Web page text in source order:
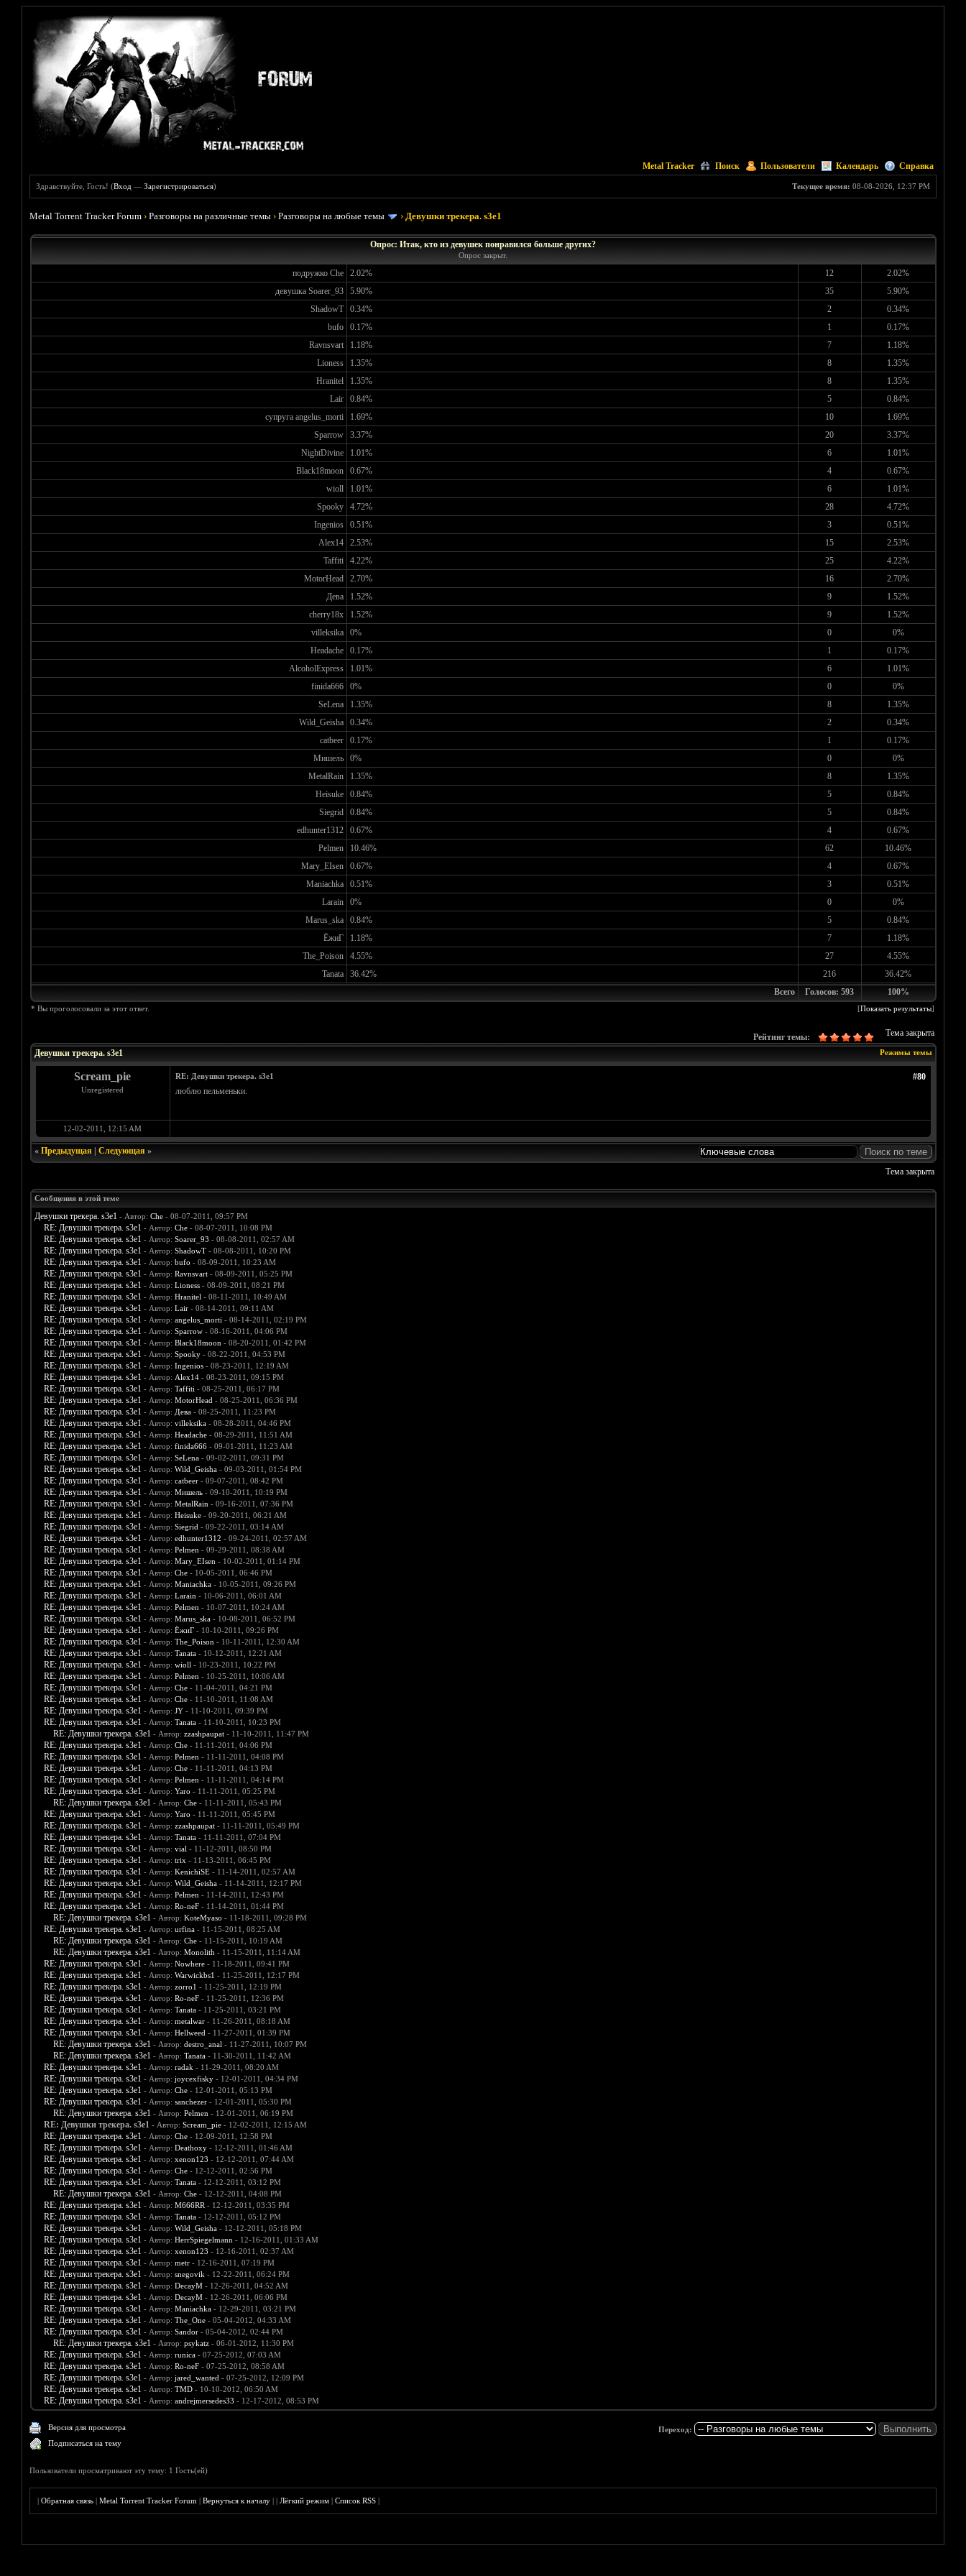
Metal Tracker Поиск Пользователи Календарь Справка
Текущее время: 08-08-2026, 12:37 PM
Здравствуйте, Гость! (Вход —Зарегистрироваться)
Metal Torrent Tracker Forum ›Разговоры на различные темы ›Разговоры на любые темы ›Девушки трекера. s3e1
Опрос: Итак, кто из девушек понравился больше других?
Опрос закрыт.
подружко Che 2.02% 12
2.02%
девушка Soarer_93
5.90% 35
5.90%
ShadowT
0.34% 2
0.34%
bufo
0.17% 1
0.17%
Ravnsvart
1.18% 7
1.18%
Lioness
1.35% 8
1.35%
Hranitel
1.35% 8
1.35%
Lair
0.84% 5
0.84%
супруга angelus_morti
1.69% 10
1.69%
Sparrow
3.37% 20
3.37%
NightDivine
1.01% 6
1.01%
Black18moon
0.67% 4
0.67%
wioll
1.01% 6
1.01%
Spooky
4.72% 28
4.72%
Ingenios
0.51% 3
0.51%
Alex14
2.53% 15
2.53%
Taffiti
4.22% 25
4.22%
MotorHead
2.70% 16
2.70%
Дева
1.52% 9
1.52%
cherry18x
1.52% 9
1.52%
villeksika
0% 0
0%
Headache
0.17% 1
0.17%
AlcoholExpress
1.01% 6
1.01%
finida666
0% 0
0%
SeLena
1.35% 8
1.35%
Wild_Geisha
0.34% 2
0.34%
catbeer
0.17% 1
0.17%
Мишель
0% 0
0%
MetalRain
1.35% 8
1.35%
Heisuke
0.84% 5
0.84%
Siegrid
0.84% 5
0.84%
edhunter1312
0.67% 4
0.67%
Pelmen
10.46% 62
10.46%
Mary_EIsen
0.67% 4
0.67%
Maniachka
0.51% 3
0.51%
Larain
0% 0
0%
Marus_ska
0.84% 5
0.84%
ЁжиГ
1.18% 7
1.18%
The_Poison
4.55% 27
4.55%
Tanata
36.42% 216
36.42%
Всего
Голосов: 593 100%
* Вы проголосовали за этот ответ. [Показать результаты]
Тема закрыта
Рейтинг темы:
Режимы темы
Девушки трекера. s3e1
Scream_pie
Unregistered
#80
RE: Девушки трекера. s3e1
люблю пельменьки.
12-02-2011, 12:15 AM
« Предыдущая| Следующая»
Тема закрыта
Сообщения в этой теме
Девушки трекера. s3e1 - Автор: Che- 08-07-2011, 09:57 PM
RE: Девушки трекера. s3e1 - Автор: Che- 08-07-2011, 10:08 PM
RE: Девушки трекера. s3e1 - Автор: Soarer_93 - 08-08-2011, 02:57 AM
RE: Девушки трекера. s3e1 - Автор: ShadowT- 08-08-2011, 10:20 PM
RE: Девушки трекера. s3e1 - Автор: bufo - 08-09-2011, 10:23 AM
RE: Девушки трекера. s3e1 - Автор: Ravnsvart- 08-09-2011, 05:25 PM
RE: Девушки трекера. s3e1 - Автор: Lioness- 08-09-2011, 08:21 PM
RE: Девушки трекера. s3e1 - Автор: Hranitel - 08-11-2011, 10:49 AM
RE: Девушки трекера. s3e1 - Автор: Lair- 08-14-2011, 09:11 AM
RE: Девушки трекера. s3e1 - Автор: angelus_morti - 08-14-2011, 02:19 PM
RE: Девушки трекера. s3e1 - Автор: Sparrow- 08-16-2011, 04:06 PM
RE: Девушки трекера. s3e1 - Автор: Black18moon - 08-20-2011, 01:42 PM
RE: Девушки трекера. s3e1 - Автор: Spooky- 08-22-2011, 04:53 PM
RE: Девушки трекера. s3e1 - Автор: Ingenios- 08-23-2011, 12:19 AM
RE: Девушки трекера. s3e1 - Автор: Alex14- 08-23-2011, 09:15 PM
RE: Девушки трекера. s3e1 - Автор: Taffiti - 08-25-2011, 06:17 PM
RE: Девушки трекера. s3e1 - Автор: MotorHead - 08-25-2011, 06:36 PM
RE: Девушки трекера. s3e1 - Автор: Дева- 08-25-2011, 11:23 PM
RE: Девушки трекера. s3e1 - Автор: villeksika- 08-28-2011, 04:46 PM
RE: Девушки трекера. s3e1 - Автор: Headache- 08-29-2011, 11:51 AM
RE: Девушки трекера. s3e1 - Автор: finida666- 09-01-2011, 11:23 AM
RE: Девушки трекера. s3e1 - Автор: SeLena- 09-02-2011, 09:31 PM
RE: Девушки трекера. s3e1 - Автор: Wild_Geisha- 09-03-2011, 01:54 PM
RE: Девушки трекера. s3e1 - Автор: catbeer- 09-07-2011, 08:42 PM
RE: Девушки трекера. s3e1 - Автор: Мишель- 09-10-2011, 10:19 PM
RE: Девушки трекера. s3e1 - Автор: MetalRain - 09-16-2011, 07:36 PM
RE: Девушки трекера. s3e1 - Автор: Heisuke- 09-20-2011, 06:21 AM
RE: Девушки трекера. s3e1 - Автор: Siegrid - 09-22-2011, 03:14 AM
RE: Девушки трекера. s3e1 - Автор: edhunter1312 - 09-24-2011, 02:57 AM
RE: Девушки трекера. s3e1 - Автор: Pelmen - 09-29-2011, 08:38 AM
RE: Девушки трекера. s3e1 - Автор: Mary_EIsen - 10-02-2011, 01:14 PM
RE: Девушки трекера. s3e1 - Автор: Che- 10-05-2011, 06:46 PM
RE: Девушки трекера. s3e1 - Автор: Maniachka- 10-05-2011, 09:26 PM
RE: Девушки трекера. s3e1 - Автор: Larain - 10-06-2011, 06:01 AM
RE: Девушки трекера. s3e1 - Автор: Pelmen - 10-07-2011, 10:24 AM
RE: Девушки трекера. s3e1 - Автор: Marus_ska- 10-08-2011, 06:52 PM
RE: Девушки трекера. s3e1 - Автор: ЁжиГ- 10-10-2011, 09:26 PM
RE: Девушки трекера. s3e1 - Автор: The_Poison - 10-11-2011, 12:30 AM
RE: Девушки трекера. s3e1 - Автор: Tanata- 10-12-2011, 12:21 AM
RE: Девушки трекера. s3e1 - Автор: wioll - 10-23-2011, 10:22 PM
RE: Девушки трекера. s3e1 - Автор: Pelmen - 10-25-2011, 10:06 AM
RE: Девушки трекера. s3e1 - Автор: Che- 11-04-2011, 04:21 PM
RE: Девушки трекера. s3e1 - Автор: Che- 11-10-2011, 11:08 AM
RE: Девушки трекера. s3e1 - Автор: JY- 11-10-2011, 09:39 PM
RE: Девушки трекера. s3e1 - Автор: Tanata- 11-10-2011, 10:23 PM
RE: Девушки трекера. s3e1 - Автор: zzashpaupat- 11-10-2011, 11:47 PM
RE: Девушки трекера. s3e1 - Автор: Che- 11-11-2011, 04:06 PM
RE: Девушки трекера. s3e1 - Автор: Pelmen - 11-11-2011, 04:08 PM
RE: Девушки трекера. s3e1 - Автор: Che- 11-11-2011, 04:13 PM
RE: Девушки трекера. s3e1 - Автор: Pelmen - 11-11-2011, 04:14 PM
RE: Девушки трекера. s3e1 - Автор: Yaro - 11-11-2011, 05:25 PM
RE: Девушки трекера. s3e1 - Автор: Che- 11-11-2011, 05:43 PM
RE: Девушки трекера. s3e1 - Автор: Yaro - 11-11-2011, 05:45 PM
RE: Девушки трекера. s3e1 - Автор: zzashpaupat- 11-11-2011, 05:49 PM
RE: Девушки трекера. s3e1 - Автор: Tanata- 11-11-2011, 07:04 PM
RE: Девушки трекера. s3e1 - Автор: vial - 11-12-2011, 08:50 PM
RE: Девушки трекера. s3e1 - Автор: trix - 11-13-2011, 06:45 PM
RE: Девушки трекера. s3e1 - Автор: KenichiSE- 11-14-2011, 02:57 AM
RE: Девушки трекера. s3e1 - Автор: Wild_Geisha- 11-14-2011, 12:17 PM
RE: Девушки трекера. s3e1 - Автор: Pelmen - 11-14-2011, 12:43 PM
RE: Девушки трекера. s3e1 - Автор: Ro-neF- 11-14-2011, 01:44 PM
RE: Девушки трекера. s3e1 - Автор: KoteMyaso - 11-18-2011, 09:28 PM
RE: Девушки трекера. s3e1 - Автор: urfina- 11-15-2011, 08:25 AM
RE: Девушки трекера. s3e1 - Автор: Che- 11-15-2011, 10:19 AM
RE: Девушки трекера. s3e1 - Автор: Monolith - 11-15-2011, 11:14 AM
RE: Девушки трекера. s3e1 - Автор: Nowhere- 11-18-2011, 09:41 PM
RE: Девушки трекера. s3e1 - Автор: Warwickbs1 - 11-25-2011, 12:17 PM
RE: Девушки трекера. s3e1 - Автор: zorro1 - 11-25-2011, 12:19 PM
RE: Девушки трекера. s3e1 - Автор: Ro-neF- 11-25-2011, 12:36 PM
RE: Девушки трекера. s3e1 - Автор: Tanata- 11-25-2011, 03:21 PM
RE: Девушки трекера. s3e1 - Автор: metalwar- 11-26-2011, 08:18 AM
RE: Девушки трекера. s3e1 - Автор: Hellweed - 11-27-2011, 01:39 PM
RE: Девушки трекера. s3e1 - Автор: destro_anal - 11-27-2011, 10:07 PM
RE: Девушки трекера. s3e1 - Автор: Tanata- 11-30-2011, 11:42 AM
RE: Девушки трекера. s3e1 - Автор: radak - 11-29-2011, 08:20 AM
RE: Девушки трекера. s3e1 - Автор: joycexfisky- 12-01-2011, 04:34 PM
RE: Девушки трекера. s3e1 - Автор: Che- 12-01-2011, 05:13 PM
RE: Девушки трекера. s3e1 - Автор: sanchezer- 12-01-2011, 05:30 PM
RE: Девушки трекера. s3e1 - Автор: Pelmen - 12-01-2011, 06:19 PM
RE: Девушки трекера. s3e1 - Автор: Scream_pie- 12-02-2011, 12:15 AM
RE: Девушки трекера. s3e1 - Автор: Che- 12-09-2011, 12:58 PM
RE: Девушки трекера. s3e1 - Автор: Deathoxy- 12-12-2011, 01:46 AM
RE: Девушки трекера. s3e1 - Автор: xenon123 - 12-12-2011, 07:44 AM
RE: Девушки трекера. s3e1 - Автор: Che- 12-12-2011, 02:56 PM
RE: Девушки трекера. s3e1 - Автор: Tanata- 12-12-2011, 03:12 PM
RE: Девушки трекера. s3e1 - Автор: Che- 12-12-2011, 04:08 PM
RE: Девушки трекера. s3e1 - Автор: M666RR - 12-12-2011, 03:35 PM
RE: Девушки трекера. s3e1 - Автор: Tanata- 12-12-2011, 05:12 PM
RE: Девушки трекера. s3e1 - Автор: Wild_Geisha- 12-12-2011, 05:18 PM
RE: Девушки трекера. s3e1 - Автор: HerrSpiegelmann - 12-16-2011, 01:33 AM
RE: Девушки трекера. s3e1 - Автор: xenon123 - 12-16-2011, 02:37 AM
RE: Девушки трекера. s3e1 - Автор: metr- 12-16-2011, 07:19 PM
RE: Девушки трекера. s3e1 - Автор: snegovik - 12-22-2011, 06:24 PM
RE: Девушки трекера. s3e1 - Автор: DecayM- 12-26-2011, 04:52 AM
RE: Девушки трекера. s3e1 - Автор: DecayM- 12-26-2011, 06:06 PM
RE: Девушки трекера. s3e1 - Автор: Maniachka- 12-29-2011, 03:21 PM
RE: Девушки трекера. s3e1 - Автор: The_One- 05-04-2012, 04:33 AM
RE: Девушки трекера. s3e1 - Автор: Sandor- 05-04-2012, 02:44 PM
RE: Девушки трекера. s3e1 - Автор: psykatz- 06-01-2012, 11:30 PM
RE: Девушки трекера. s3e1 - Автор: runica- 07-25-2012, 07:03 AM
RE: Девушки трекера. s3e1 - Автор: Ro-neF- 07-25-2012, 08:58 AM
RE: Девушки трекера. s3e1 - Автор: jared_wanted - 07-25-2012, 12:09 PM
RE: Девушки трекера. s3e1 - Автор: TMD- 10-10-2012, 06:50 AM
RE: Девушки трекера. s3e1 - Автор: andrejmersedes33 - 12-17-2012, 08:53 PM
Версия для просмотра
Подписаться на тему
Переход:
Пользователи просматривают эту тему: 1 Гость(ей)
|Обратная связь |Metal Torrent Tracker Forum |Вернуться к началу ||Лёгкий режим |Список RSS |